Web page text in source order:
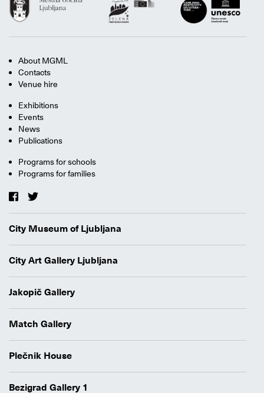
About MGML
Contacts
Venue hire
Exhibitions
Events
News
Publications
Programs for schools
Programs for families
City Museum of Ljubljana
City Art Gallery Ljubljana
Jakopič Gallery
Match Gallery
Plečnik House
Bezigrad Gallery 1